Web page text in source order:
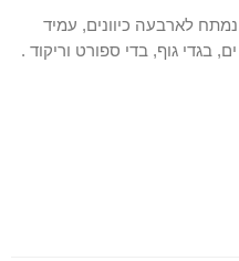
לארבעה כיוונים, עמיד
בגדי גוף, בדי ספורט וריקוד .